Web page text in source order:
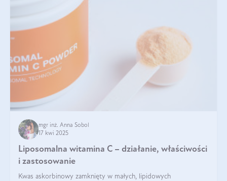
mgr inż. Anna Sobol
17 kwi 2025
Liposomalna witamina C – działanie, właściwości
i zastosowanie
Kwas askorbinowy zamknięty w małych, lipidowych